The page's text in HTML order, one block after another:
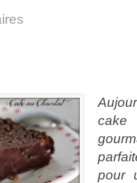
cake
pour